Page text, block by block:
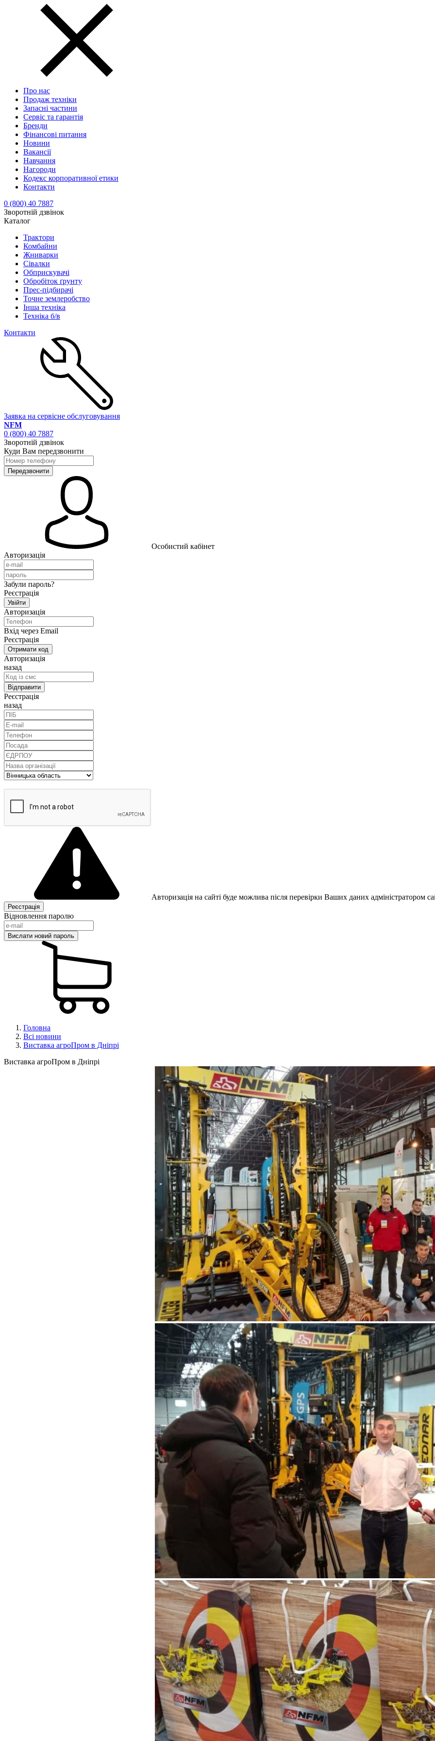
Про нас
Продаж техніки
Запасні частини
Сервіс та гарантія
Бренди
Фінансові питання
Новини
Вакансії
Навчання
Нагороди
Кодекс корпоративної етики
Контакти
0 (800) 40 7887
Зворотній дзвінок
Каталог
Трактори
Комбайни
Жниварки
Сівалки
Обприскувачі
Обробіток ґрунту
Прес-підбирачі
Точне землеробство
Інша техніка
Техніка б/в
Контакти
Заявка на сервісне обслуговування
NFM
0 (800) 40 7887
Зворотній дзвінок
Куди Вам передзвонити
Особистий кабінет
Авторизація
Забули пароль?
Реєстрація
Авторизація
Вхід через Email
Реєстрація
Авторизація
назад
Реєстрація
назад
Авторизація на сайті буде можлива після перевірки Ваших даних адміністратором
Відновлення паролю
Головна
Всі новини
Виставка агроПром в Дніпрі
Виставка агроПром в Дніпрі